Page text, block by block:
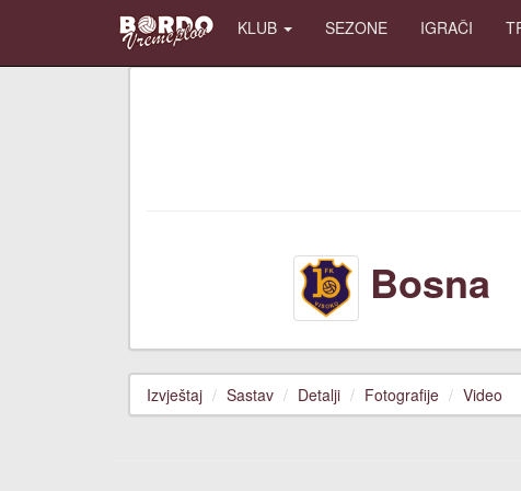
KLUB SEZONE IGRAČI
Bosna
Izvještaj Sastav Detalji Fotografije Video